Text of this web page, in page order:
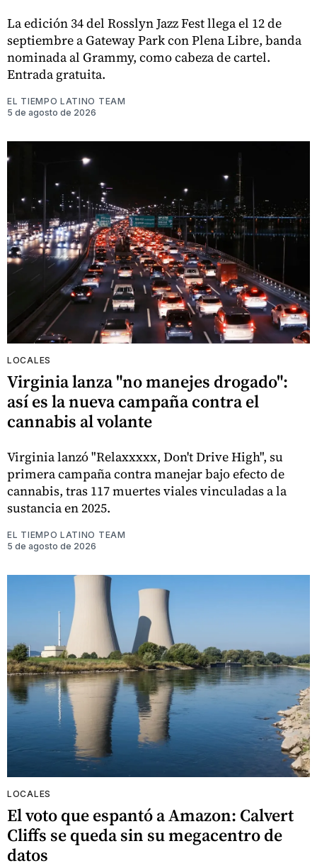
La edición 34 del Rosslyn Jazz Fest llega el 12 de
septiembre a Gateway Park con Plena Libre, banda
nominada al Grammy, como cabeza de cartel.
Entrada gratuita.
EL TIEMPO LATINO TEAM
5 de agosto de 2026
LOCALES
Virginia lanza "no manejes drogado":
así es la nueva campaña contra el
cannabis al volante
Virginia lanzó "Relaxxxxx, Don't Drive High", su
primera campaña contra manejar bajo efecto de
cannabis, tras 117 muertes viales vinculadas a la
sustancia en 2025.
EL TIEMPO LATINO TEAM
5 de agosto de 2026
LOCALES
El voto que espantó a Amazon: Calvert
Cliffs se queda sin su megacentro de
datos